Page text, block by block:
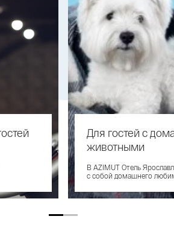
Для гостей с
животными
В AZIMUT Отель
с собой домашнего